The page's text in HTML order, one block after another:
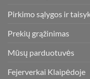
Pirkimo sąlygos ir
Prekių grąžinimas
Mūsų parduotuvės
Fejerverkai Klaipėdoje